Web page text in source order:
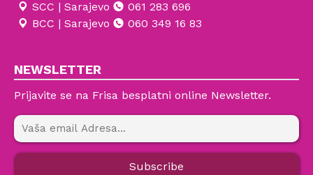
SCC | Sarajevo
061 283 696
BCC | Sarajevo
060 349 16 83
NEWSLETTER
Prijavite se na Frisa besplatni online Newsletter.